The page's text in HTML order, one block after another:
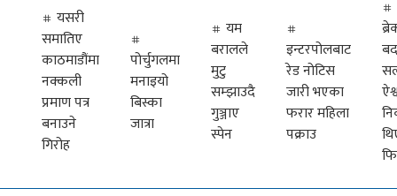
अर्थ
मनोरञ्जन
प्रवास
खेलकुद
यसरी
समातिए
काठमाडौंमा
नक्कली
प्रमाण पत्र
बनाउने
गिरोह
पोर्चुगलमा
मनाइयो
बिस्का
जात्रा
यम
बरालले
मुटु
सम्झाउदै
गुञ्जाए
स्पेन
इन्टरपोलबाट
रेड नोटिस
जारी भएका
फरार महिला
पक्राउ